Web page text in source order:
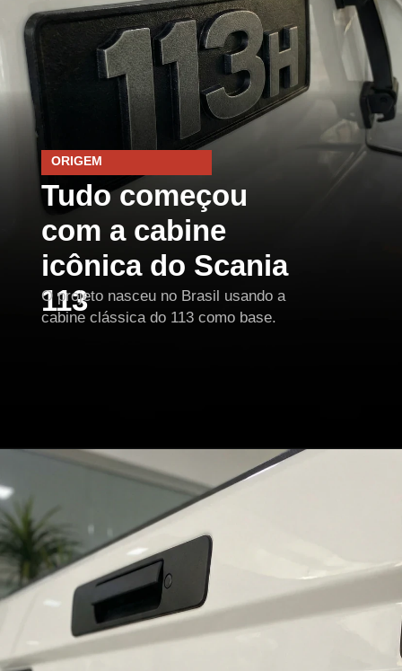
ORIGEM
Tudo começou
com a cabine
icônica do Scania
113
O projeto nasceu no Brasil usando a
cabine clássica do 113 como base.